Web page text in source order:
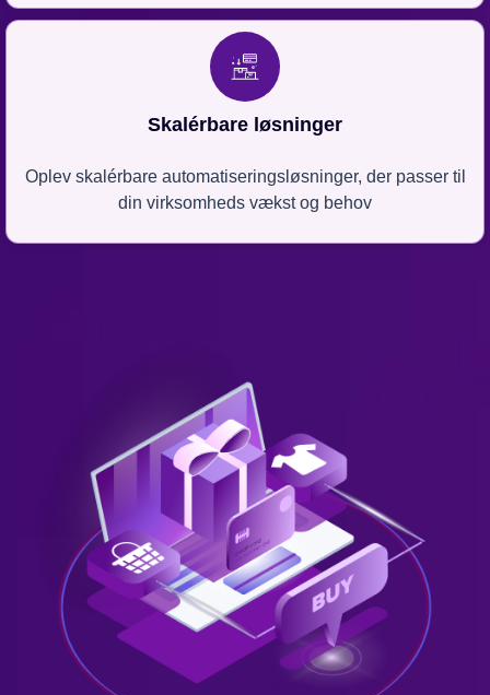
Skalérbare løsninger
Oplev skalérbare automatiseringsløsninger, der passer til
din virksomheds vækst og behov